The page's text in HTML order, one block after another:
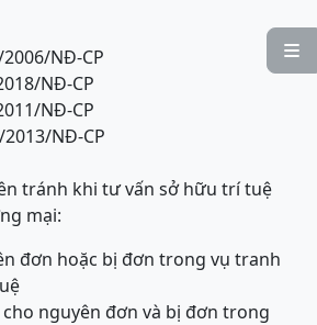

NĐ-CP
NĐ-CP
NĐ-CP
NĐ-CP
tránh khi tư vấn sở hữu trí tuệ
mại:
đơn hoặc bị đơn trong vụ tranh
nguyên đơn và bị đơn trong